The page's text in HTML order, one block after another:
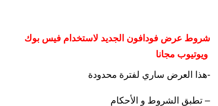
شروط عرض فودافون الجديد لاستخدام فيس بوك
ويوتيوب مجانا
-هذا العرض ساري لفترة محدودة
– تطبق الشروط و الأحكام